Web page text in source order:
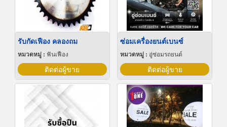
รับกัดเฟือง คลองถม
หมวดหมู่ : ฟันเฟือง
ติดต่อผู้ขาย
ซ่อมเครื่องยนต์เบนซ์
หมวดหมู่ : อู่ซ่อมรถยนต์
ติดต่อผู้ขาย